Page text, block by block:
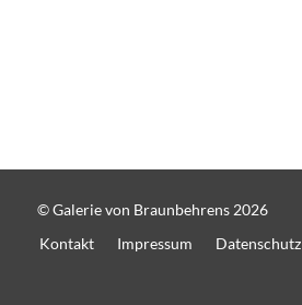
© Galerie von Braunbehrens 2026
Kontakt
Impressum Datenschutz